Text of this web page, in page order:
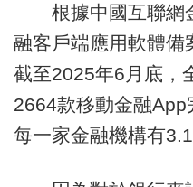
根據中國互聯網
融客戶端應用軟體備
截至2025年6月底，
2664款移動金融
每一家金融機構有